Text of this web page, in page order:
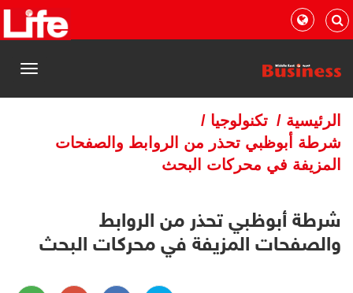
القائمة
الرئيسية / تكنولوجيا /
شرطة أبوظبي تحذر من الروابط والصفحات
المزيفة في محركات البحث
شرطة أبوظبي تحذر من الروابط
والصفحات المزيفة في محركات البحث